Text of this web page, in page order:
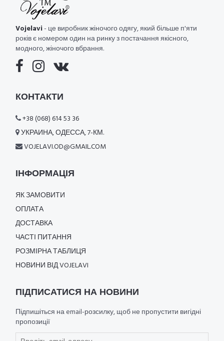
Vojelavi- це виробник жіночого одягу, який більше п'яти
років є номером один на ринку з постачання якісного,
модного, жіночого вбрання.
КОНТАКТИ
+38 (068) 614 53 36
УКРАИНА, ОДЕССА, 7-КМ.
VOJELAVI.OD@GMAIL.COM
ІНФОРМАЦІЯ
ЯК ЗАМОВИТИ
ОПЛАТА
ДОСТАВКА
ЧАСТІ ПИТАННЯ
РОЗМІРНА ТАБЛИЦЯ
НОВИНИ ВІД VOJELAVI
ПІДПИСАТИСЯ НА НОВИНИ
Підпишіться на email-розсилку, щоб не пропустити вигідні
пропозиції